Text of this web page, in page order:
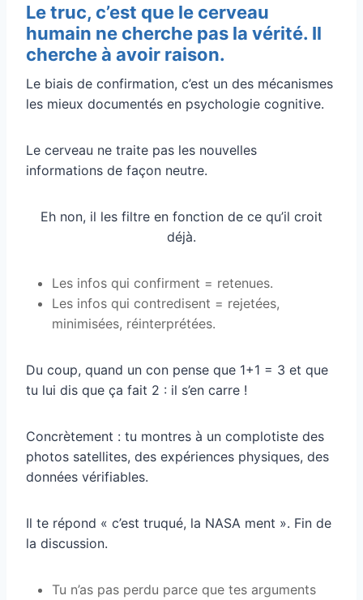
Le truc, c’est que le cerveau
humain ne cherche pas la vérité. Il
cherche à avoir raison.
Le biais de confirmation, c’est un des mécanismes
les mieux documentés en psychologie cognitive.
Le cerveau ne traite pas les nouvelles
informations de façon neutre.
Eh non, il les filtre en fonction de ce qu’il croit
déjà.
Les infos qui confirment = retenues.
Les infos qui contredisent = rejetées,
minimisées, réinterprétées.
Du coup, quand un con pense que 1+1 = 3 et que
tu lui dis que ça fait 2 : il s’en carre !
Concrètement : tu montres à un complotiste des
photos satellites, des expériences physiques, des
données vérifiables.
Il te répond « c’est truqué, la NASA ment ». Fin de
la discussion.
Tu n’as pas perdu parce que tes arguments